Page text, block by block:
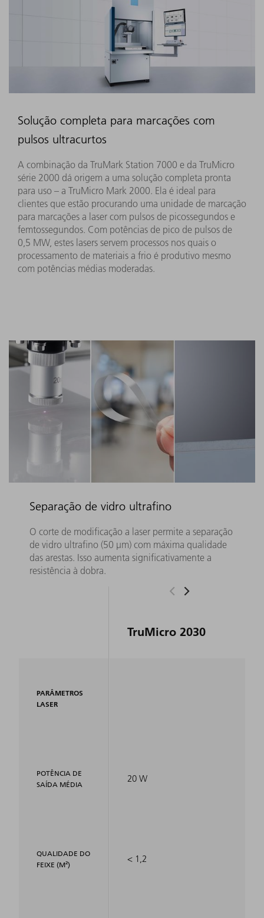
Solução completa para marcações com
pulsos ultracurtos
A combinação da TruMark Station 7000 e da TruMicro
série 2000 dá origem a uma solução completa pronta
para uso – a TruMicro Mark 2000. Ela é ideal para
clientes que estão procurando uma unidade de marcação
para marcações a laser com pulsos de picossegundos e
femtossegundos. Com potências de pico de pulsos de
0,5 MW, estes lasers servem processos nos quais o
processamento de materiais a frio é produtivo mesmo
com potências médias moderadas.
Separação de vidro ultrafino
O corte de modificação a laser permite a separação
de vidro ultrafino (50 µm) com máxima qualidade
das arestas. Isso aumenta significativamente a
resistência à dobra.
PARÂMETROS
LASER
POTÊNCIA DE
SAÍDA MÉDIA
QUALIDADE DO
FEIXE (M²)
TruMicro 2030
20 W
< 1,2